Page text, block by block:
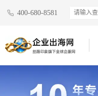
400-680-8581